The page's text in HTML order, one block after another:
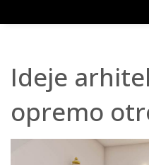
Ideje
opremo